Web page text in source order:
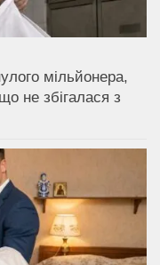
мільйонера,
не збігалася з